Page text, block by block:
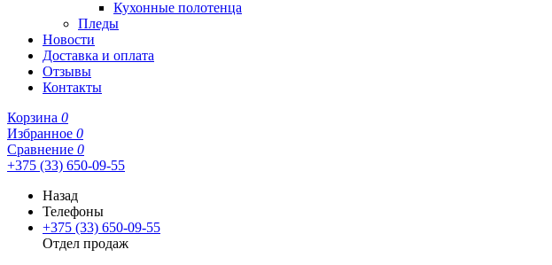
Кухонные полотенца
Пледы
Новости
Доставка и оплата
Отзывы
Контакты
Корзина 0
Избранное 0
Сравнение 0
+375 (33) 650-09-55
Назад
Телефоны
+375 (33) 650-09-55
Отдел продаж